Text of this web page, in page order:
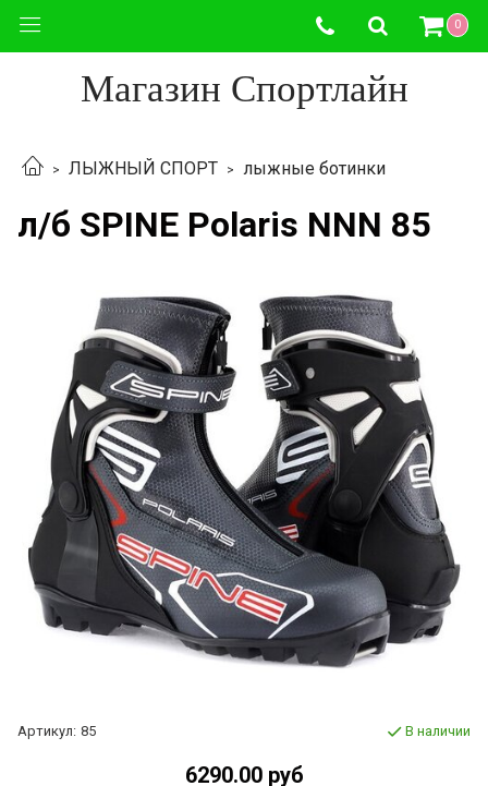
0
Магазин Спортлайн
ЛЫЖНЫЙ СПОРТ лыжные ботинки
л/б SPINE Polaris NNN 85
Артикул: 85 В наличии
6290.00 руб